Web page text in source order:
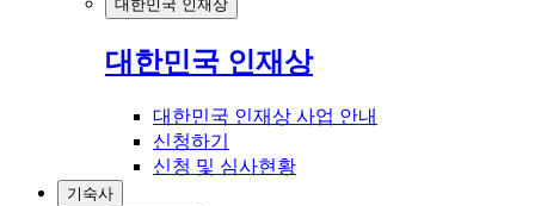
대한민국 인재상
대한민국 인재상
대한민국 인재상 사업 안내
신청하기
신청 및 심사현황
기숙사